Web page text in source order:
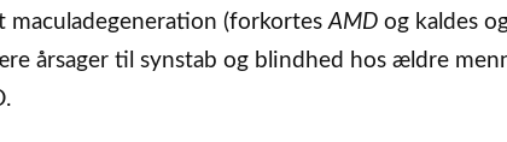
maculadegeneration (forkortes AMD og kaldes
årsager til synstab og blindhed hos ældre